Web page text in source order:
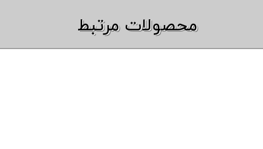
​​محصولات مرتبط